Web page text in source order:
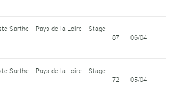
Sarthe - Pays de la Loire - Stage
87 06/04
Sarthe - Pays de la Loire - Stage
72 05/04